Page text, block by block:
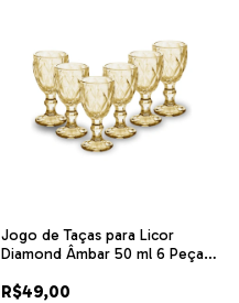
Jogo de Taças para Licor
Diamond Âmbar 50 ml 6 Peças
R$49,00